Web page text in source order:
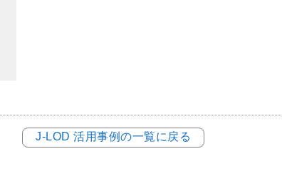
J-LOD 活用事例の一覧に戻る